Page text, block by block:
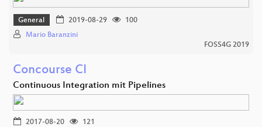
General 2019-08-29
100
Mario Baranzini
FOSS4G 2019
Concourse CI
Continuous Integration mit Pipelines
2017-08-20
121